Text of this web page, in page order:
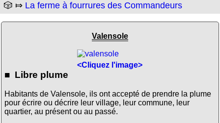
🎲 ⤇ La ferme à fourrures des Commandeurs
Valensole
<Cliquez l'image>
■ Libre plume
Habitants de Valensole, ils ont accepté de prendre la plume
pour écrire ou décrire leur village, leur commune, leur
quartier, au présent ou au passé.